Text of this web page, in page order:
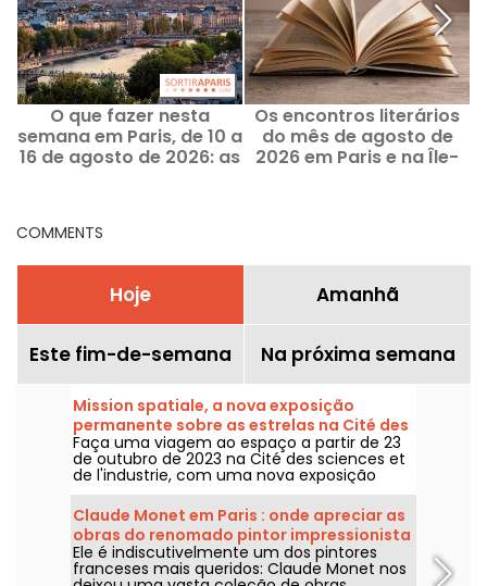
O que fazer nesta
semana em Paris, de 10 a
16 de agosto de 2026: as
Os encontros literários
do mês de agosto de
2026 em Paris e na Île-
COMMENTS
Hoje Amanhã
Este fim-de-semana Na próxima semana
Mission spatiale, a nova exposição
permanente sobre as estrelas na Cité des
sciences
Faça uma viagem ao espaço a partir de 23
de outubro de 2023 na Cité des sciences et
de l'industrie, com uma nova exposição
permanente sobre a conquista do espaço.
Claude Monet em Paris : onde apreciar as
obras do renomado pintor impressionista
na capital?
Ele é indiscutivelmente um dos pintores
franceses mais queridos: Claude Monet nos